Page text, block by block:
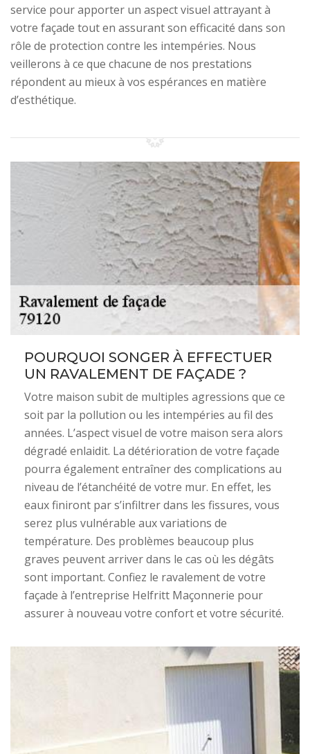
service pour apporter un aspect visuel attrayant à
votre façade tout en assurant son efficacité dans son
rôle de protection contre les intempéries. Nous
veillerons à ce que chacune de nos prestations
répondent au mieux à vos espérances en matière
d’esthétique.
POURQUOI SONGER À EFFECTUER
UN RAVALEMENT DE FAÇADE ?
Votre maison subit de multiples agressions que ce
soit par la pollution ou les intempéries au fil des
années. L’aspect visuel de votre maison sera alors
dégradé enlaidit. La détérioration de votre façade
pourra également entraîner des complications au
niveau de l’étanchéité de votre mur. En effet, les
eaux finiront par s’infiltrer dans les fissures, vous
serez plus vulnérable aux variations de
température. Des problèmes beaucoup plus
graves peuvent arriver dans le cas où les dégâts
sont important. Confiez le ravalement de votre
façade à l’entreprise Helfritt Maçonnerie pour
assurer à nouveau votre confort et votre sécurité.